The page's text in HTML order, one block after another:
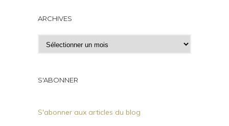
ARCHIVES
r
h
e
S'ABONNER
S'abonner aux articles du blog